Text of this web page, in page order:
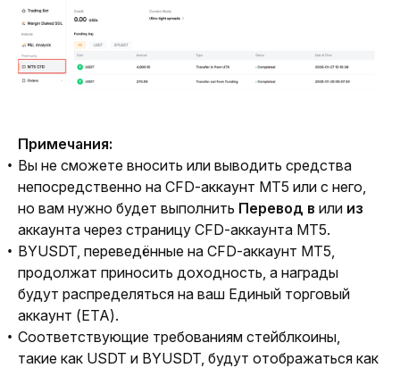
Примечания:
Вы не сможете вносить или выводить средства
непосредственно на CFD-аккаунт MT5 или с него,
но вам нужно будет выполнить Перевод в или из
аккаунта через страницу CFD-аккаунта MT5.
BYUSDT, переведённые на CFD-аккаунт MT5,
продолжат приносить доходность, а награды
будут распределяться на ваш Единый торговый
аккаунт (ЕТА).
Соответствующие требованиям стейблкоины,
такие как USDT и BYUSDT, будут отображаться как